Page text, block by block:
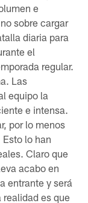
e
sobre cargar
diaria para
el
regular.
Las
equipo la
e intensa.
por lo menos
lo han
Claro que
acabo en
entrante y será
es que